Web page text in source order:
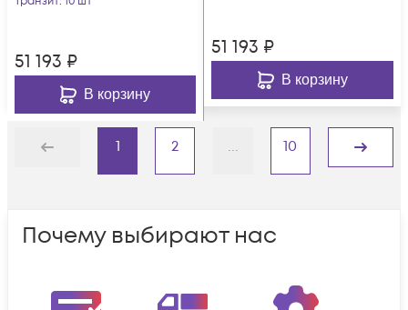
51 193 ₽
В корзину
51 193 ₽
В корзину
Назад
1 2 ... 10
Дальше
Почему выбирают нас